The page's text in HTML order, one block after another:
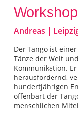
Andreas |
Der Tango ist
Tänze der Welt
Kommunikation.
herausfordernd,
hundertjährigen
offenbart der
menschlichen